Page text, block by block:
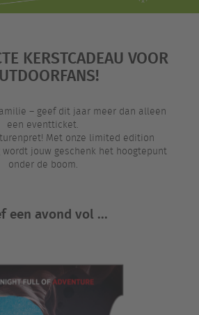
KERSTCADEAU VOOR
– geef dit jaar meer dan alleen
een eventticket.
Met onze limited edition
jouw geschenk het hoogtepunt
onder de boom.
een avond vol ...